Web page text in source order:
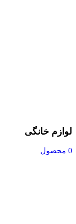
لوازم خانگی
0 محصول